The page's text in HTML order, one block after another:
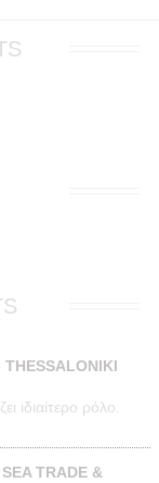
ιδιαίτερο ρόλο.
TRADE &